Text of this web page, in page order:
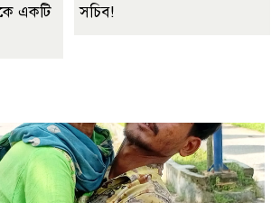
একটি
সচিব!